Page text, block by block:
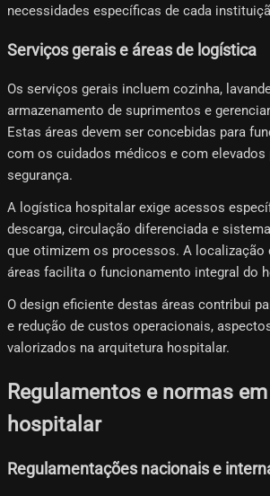
necessidades específicas de cada
Serviços gerais e áreas de logística
Os serviços gerais incluem cozinha,
armazenamento de suprimentos e
Estas áreas devem ser concebidas para
com os cuidados médicos e com elevados
segurança.
A logística hospitalar exige acessos
descarga, circulação diferenciada e
que otimizem os processos. A localização
áreas facilita o funcionamento integral do
O design eficiente destas áreas contribui
e redução de custos operacionais,
valorizados na arquitetura hospitalar.
Regulamentos e normas
hospitalar
Regulamentações nacionais e